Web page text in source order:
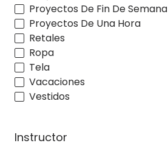
Proyectos De Fin De Semana
Proyectos De Una Hora
Retales
Ropa
Tela
Vacaciones
Vestidos
Instructor